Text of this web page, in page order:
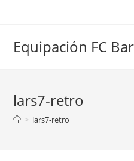
Equipación FC
lars7-retro
> lars7-retro